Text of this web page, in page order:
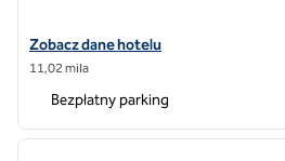
Zobacz szczegóły hotelu Hilton
Zobacz dane hotelu
11,02 mila
Bezpłatny parking
1 z 12